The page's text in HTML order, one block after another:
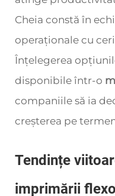
Cheia constă în
operaționale cu
Înțelegerea
disponibile într-o
companiile să ia
creșterea pe
Tendințe
imprimării